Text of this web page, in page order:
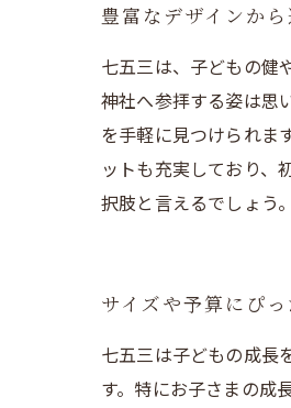
豊富なデザインか
七五三は、子どもの健
神社へ参拝する姿は思
を手軽に見つけられま
ットも充実しており、
択肢と言えるでしょう。
サイズや予算にぴ
七五三は子どもの成長
す。特にお子さまの成